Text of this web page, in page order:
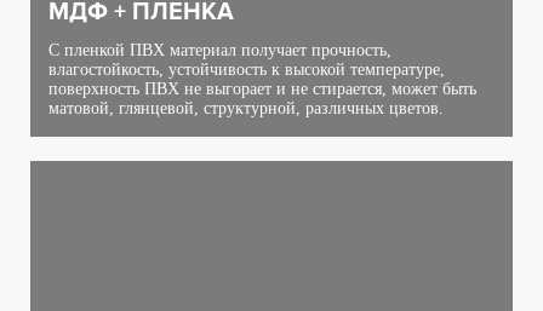
МДФ + ПЛЕНКА
С пленкой ПВХ материал получает прочность,
влагостойкость, устойчивость к высокой температуре,
поверхность ПВХ не выгорает и не стирается, может быть
матовой, глянцевой, структурной, различных цветов.